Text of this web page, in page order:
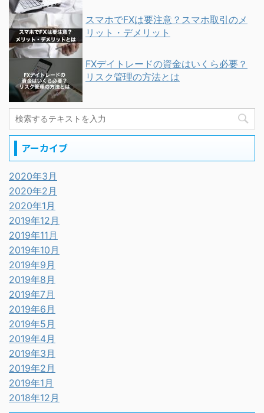
スマホでFXは要注意？スマホ取引のメ
リット・デメリット
FXデイトレードの資金はいくら必要？
リスク管理の方法とは
アーカイブ
2020年3月
2020年2月
2020年1月
2019年12月
2019年11月
2019年10月
2019年9月
2019年8月
2019年7月
2019年6月
2019年5月
2019年4月
2019年3月
2019年2月
2019年1月
2018年12月